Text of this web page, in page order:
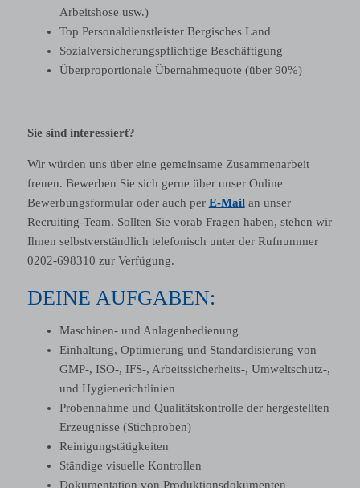
Arbeitshose usw.)
Top Personaldienstleister Bergisches Land
Sozialversicherungspflichtige Beschäftigung
Überproportionale Übernahmequote (über 90%)
Sie sind interessiert?
Wir würden uns über eine gemeinsame Zusammenarbeit
freuen. Bewerben Sie sich gerne über unser Online
Bewerbungsformular oder auch per E-Mailan unser
Recruiting-Team. Sollten Sie vorab Fragen haben, stehen wir
Ihnen selbstverständlich telefonisch unter der Rufnummer
0202-698310 zur Verfügung.
DEINE AUFGABEN:
Maschinen- und Anlagenbedienung
Einhaltung, Optimierung und Standardisierung von
GMP-, ISO-, IFS-, Arbeitssicherheits-, Umweltschutz-,
und Hygienerichtlinien
Probennahme und Qualitätskontrolle der hergestellten
Erzeugnisse (Stichproben)
Reinigungstätigkeiten
Ständige visuelle Kontrollen
Dokumentation von Produktionsdokumenten